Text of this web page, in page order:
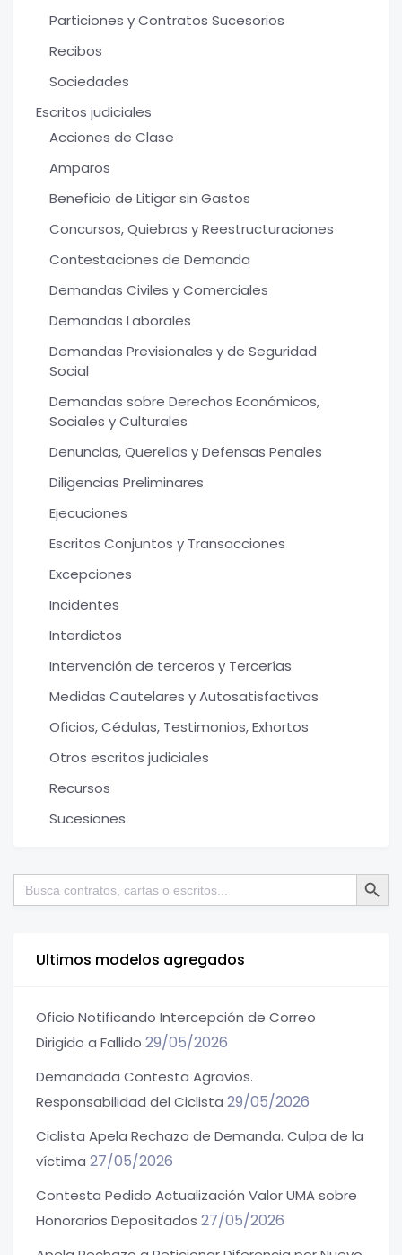
Particiones y Contratos Sucesorios
Recibos
Sociedades
Escritos judiciales
Acciones de Clase
Amparos
Beneficio de Litigar sin Gastos
Concursos, Quiebras y Reestructuraciones
Contestaciones de Demanda
Demandas Civiles y Comerciales
Demandas Laborales
Demandas Previsionales y de Seguridad
Social
Demandas sobre Derechos Económicos,
Sociales y Culturales
Denuncias, Querellas y Defensas Penales
Diligencias Preliminares
Ejecuciones
Escritos Conjuntos y Transacciones
Excepciones
Incidentes
Interdictos
Intervención de terceros y Tercerías
Medidas Cautelares y Autosatisfactivas
Oficios, Cédulas, Testimonios, Exhortos
Otros escritos judiciales
Recursos
Sucesiones
Buscar: Botón de
Ultimos modelos agregados
Oficio Notificando Intercepción de Correo
Dirigido a Fallido 29/05/2026
Demandada Contesta Agravios.
Responsabilidad del Ciclista 29/05/2026
Ciclista Apela Rechazo de Demanda. Culpa de la
víctima 27/05/2026
Contesta Pedido Actualización Valor UMA sobre
Honorarios Depositados 27/05/2026